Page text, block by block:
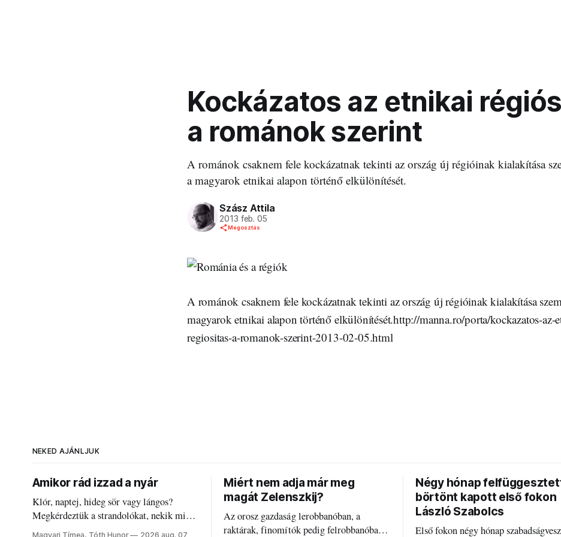
Kockázatos az etnikai
a románok szerint
A románok csaknem fele kockázatnak tekinti az ország új régióinak kialakítása
a magyarok etnikai alapon történő elkülönítését.
Szász Attila
2013 feb. 05
Megosztás
A románok csaknem fele kockázatnak tekinti az ország új régióinak kialakítása
magyarok etnikai alapon történő elkülönítését.http://manna.ro/porta/kockazatos-az-
regiositas-a-romanok-szerint-2013-02-05.html
NEKED AJÁNLJUK
Amikor rád izzad a nyár
Klór, naptej, hideg sör vagy lángos?
Megkérdeztük a strandolókat, nekik mi
jelenti a nyarat, és hogyan bírják a
Magyari Tímea, Tóth Hunor 2026 aug. 07
Miért nem adja már meg
magát Zelenszkij?
Az orosz gazdaság lerobbanóban, a
raktárak, finomítók pedig felrobbanóban.
Négy hónap
börtönt kapott első fokon
László Szabolcs
Első fokon négy hónap